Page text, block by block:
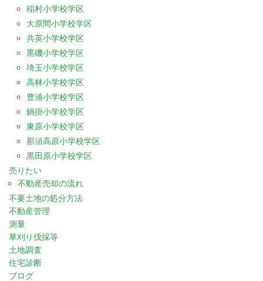
稲村小学校学区
大原間小学校学区
共英小学校学区
黒磯小学校学区
埼玉小学校学区
高林小学校学区
豊浦小学校学区
鍋掛小学校学区
東原小学校学区
那須高原小学校学区
黒田原小学校学区
売りたい
不動産売却の流れ
不要土地の処分方法
不動産管理
測量
草刈り伐採等
土地調査
住宅診断
ブログ